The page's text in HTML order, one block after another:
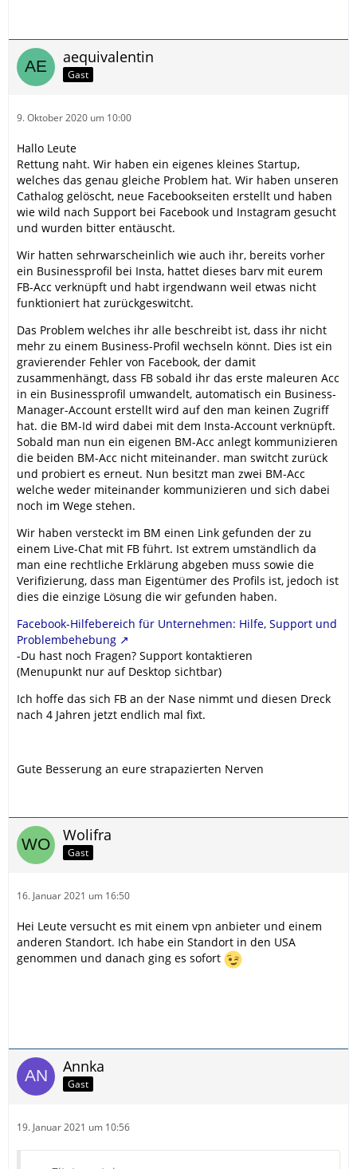
aequivalentin
Gast
9. Oktober 2020 um 10:00
Hallo Leute
Rettung naht. Wir haben ein eigenes kleines Startup,
welches das genau gleiche Problem hat. Wir haben unseren
Cathalog gelöscht, neue Facebookseiten erstellt und haben
wie wild nach Support bei Facebook und Instagram gesucht
und wurden bitter entäuscht.
Wir hatten sehrwarscheinlich wie auch ihr, bereits vorher
ein Businessprofil bei Insta, hattet dieses barv mit eurem
FB-Acc verknüpft und habt irgendwann weil etwas nicht
funktioniert hat zurückgeswitcht.
Das Problem welches ihr alle beschreibt ist, dass ihr nicht
mehr zu einem Business-Profil wechseln könnt. Dies ist ein
gravierender Fehler von Facebook, der damit
zusammenhängt, dass FB sobald ihr das erste maleuren Acc
in ein Businessprofil umwandelt, automatisch ein Business-
Manager-Account erstellt wird auf den man keinen Zugriff
hat. die BM-Id wird dabei mit dem Insta-Account verknüpft.
Sobald man nun ein eigenen BM-Acc anlegt kommunizieren
die beiden BM-Acc nicht miteinander. man switcht zurück
und probiert es erneut. Nun besitzt man zwei BM-Acc
welche weder miteinander kommunizieren und sich dabei
noch im Wege stehen.
Wir haben versteckt im BM einen Link gefunden der zu
einem Live-Chat mit FB führt. Ist extrem umständlich da
man eine rechtliche Erklärung abgeben muss sowie die
Verifizierung, dass man Eigentümer des Profils ist, jedoch ist
dies die einzige Lösung die wir gefunden haben.
Facebook-Hilfebereich für Unternehmen: Hilfe, Support und
Problembehebung
-Du hast noch Fragen? Support kontaktieren
(Menupunkt nur auf Desktop sichtbar)
Ich hoffe das sich FB an der Nase nimmt und diesen Dreck
nach 4 Jahren jetzt endlich mal fixt.
Gute Besserung an eure strapazierten Nerven
Wolifra
Gast
16. Januar 2021 um 16:50
Hei Leute versucht es mit einem vpn anbieter und einem
anderen Standort. Ich habe ein Standort in den USA
genommen und danach ging es sofort
Annka
Gast
19. Januar 2021 um 10:56